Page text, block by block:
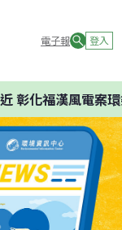
電子報 登入
彰化福漢風電案環